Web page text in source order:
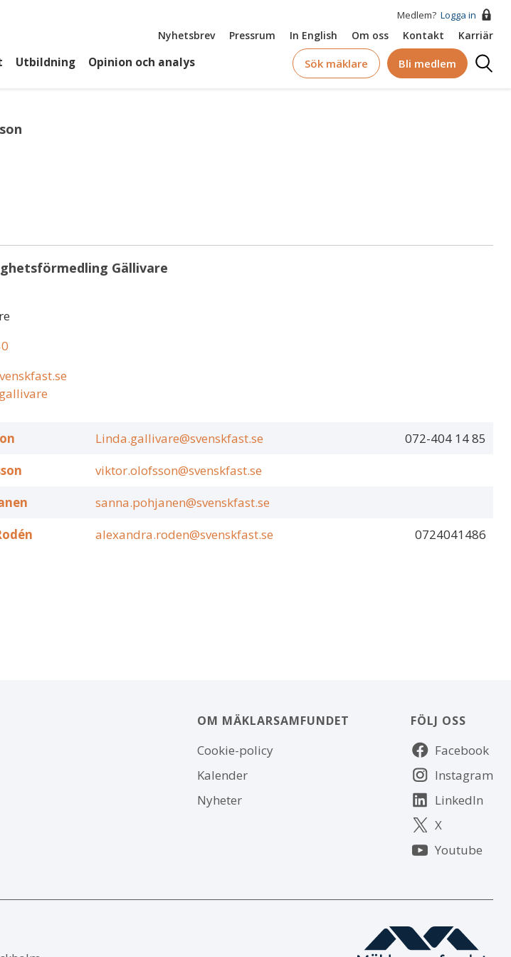
Medlem? Logga in
Top
Nyhetsbrev Pressrum In English Om oss Kontakt Karriär
Utbildning Opinion och analys Sök mäklare Bli medlem
Logga
Gällivare
Linda.gallivare@svenskfast.se
072-404 14 85
viktor.olofsson@svenskfast.se
sanna.pohjanen@svenskfast.se
alexandra.roden@svenskfast.se 0724041486
OM MÄKLARSAMFUNDET
Om
Cookie-policy
Kalender
Nyheter
FÖLJ OSS
Följ
oss
Facebook
Instagram
LinkedIn
X
Youtube